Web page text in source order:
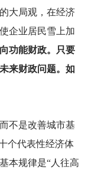
大局观，在经济
企业居民雪上加
功能财政。只要
来财政问题。如
不是改善城市基
个代表性经济体
本规律是“人往高